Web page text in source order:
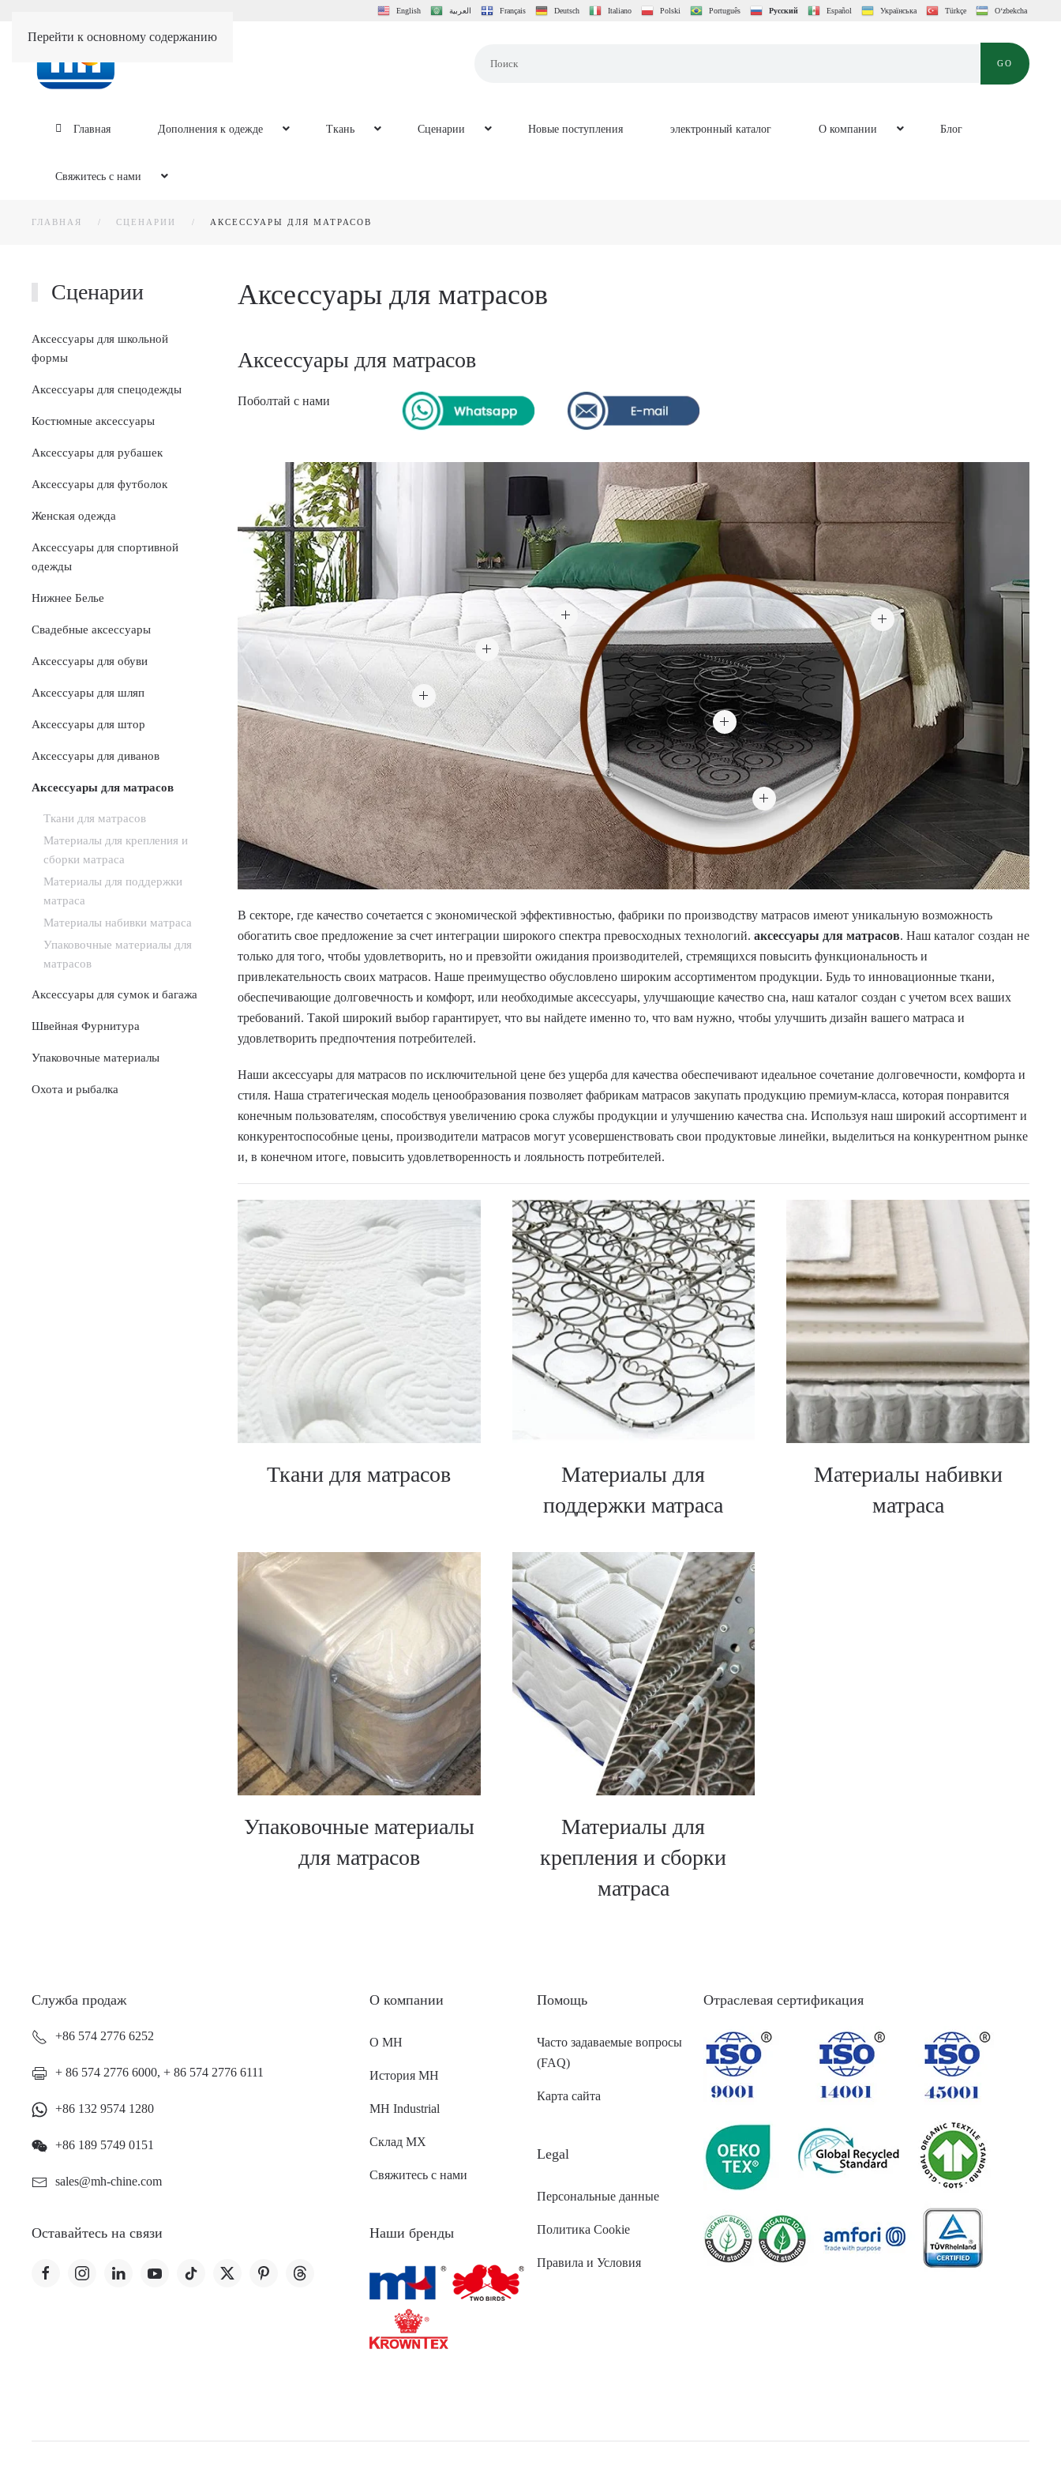
Перейти к основному содержанию
English العربية Français Deutsch Italiano Polski Português Русский Español Українська Türkçe O‘zbekcha
GO
Главная Дополнения к одежде Ткань Сценарии Новые поступления электронный каталог O компании Блог
Свяжитесь с нами
ГЛАВНАЯ СЦЕНАРИИ АКСЕССУАРЫ ДЛЯ МАТРАСОВ
Сценарии
Аксессуары для школьной
формы
Аксессуары для спецодежды
Костюмные аксессуары
Аксессуары для рубашек
Аксессуары для футболок
Женская одежда
Аксессуары для спортивной
одежды
Нижнее Белье
Свадебные аксессуары
Аксессуары для обуви
Аксессуары для шляп
Аксессуары для штор
Аксессуары для диванов
Аксессуары для матрасов
Ткани для матрасов
Материалы для крепления и
сборки матраса
Материалы для поддержки
матраса
Материалы набивки матраса
Упаковочные материалы для
матрасов
Аксессуары для сумок и багажа
Швейная Фурнитура
Упаковочные материалы
Охота и рыбалка
Аксессуары для матрасов
Аксессуары для матрасов
Поболтай с нами
В секторе, где качество сочетается с экономической эффективностью, фабрики по производству матрасов имеют уникальную возможность
обогатить свое предложение за счет интеграции широкого спектра превосходных технологий. аксессуары для матрасов. Наш каталог создан не
только для того, чтобы удовлетворить, но и превзойти ожидания производителей, стремящихся повысить функциональность и
привлекательность своих матрасов. Наше преимущество обусловлено широким ассортиментом продукции. Будь то инновационные ткани,
обеспечивающие долговечность и комфорт, или необходимые аксессуары, улучшающие качество сна, наш каталог создан с учетом всех ваших
требований. Такой широкий выбор гарантирует, что вы найдете именно то, что вам нужно, чтобы улучшить дизайн вашего матраса и
удовлетворить предпочтения потребителей.
Наши аксессуары для матрасов по исключительной цене без ущерба для качества обеспечивают идеальное сочетание долговечности, комфорта и
стиля. Наша стратегическая модель ценообразования позволяет фабрикам матрасов закупать продукцию премиум-класса, которая понравится
конечным пользователям, способствуя увеличению срока службы продукции и улучшению качества сна. Используя наш широкий ассортимент и
конкурентоспособные цены, производители матрасов могут усовершенствовать свои продуктовые линейки, выделиться на конкурентном рынке
и, в конечном итоге, повысить удовлетворенность и лояльность потребителей.
Ткани для матрасов
Материалы для
поддержки матраса
Материалы набивки
матраса
Упаковочные материалы
для матрасов
Материалы для
крепления и сборки
матраса
Служба продаж
+86 574 2776 6252
+ 86 574 2776 6000, + 86 574 2776 6111
+86 132 9574 1280
+86 189 5749 0151
sales@mh-chine.com
Оставайтесь на связи
O компании
О MH
История MH
MH Industrial
Склад МХ
Свяжитесь с нами
Наши бренды
Помощь
Часто задаваемые вопросы
(FAQ)
Карта сайта
Legal
Персональные данные
Политика Cookie
Правила и Условия
Отраслевая сертификация